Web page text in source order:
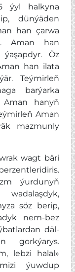
ýyl halkyna
dünýäden
han çarwa
Aman han
Öz
han ilata
Teýmirleň
barýarka
Aman hanyň
Aman
mazmunly
wagt bäri
ýurdunyň
söz berip,
nem-bez
däl-
gorkýarys.
lebzi halal»
ýuwdup